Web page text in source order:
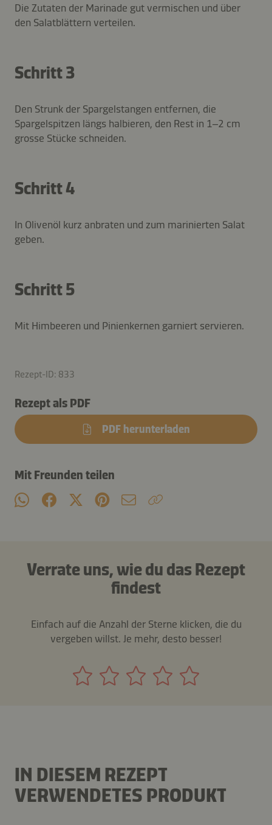
Die Zutaten der Marinade gut vermischen und über
den Salatblättern verteilen.
Schritt 3
Den Strunk der Spargelstangen entfernen, die
Spargelspitzen längs halbieren, den Rest in 1–2 cm
grosse Stücke schneiden.
Schritt 4
In Olivenöl kurz anbraten und zum marinierten Salat
geben.
Schritt 5
Mit Himbeeren und Pinienkernen garniert servieren.
Rezept-ID: 833
Rezept als PDF
PDF herunterladen
Mit Freunden teilen
Verrate uns, wie du das Rezept
findest
Einfach auf die Anzahl der Sterne klicken, die du
vergeben willst. Je mehr, desto besser!
IN DIESEM REZEPT
VERWENDETES PRODUKT